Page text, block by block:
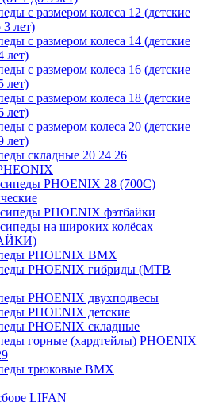
с размером колеса 12 (детские
3 лет)
с размером колеса 14 (детские
лет)
с размером колеса 16 (детские
лет)
с размером колеса 18 (детские
лет)
с размером колеса 20 (детские
лет)
складные 20 24 26
PHOENIX 28 (700С)
PHOENIX фэтбайки
на широких колёсах
PHOENIX BMX
PHOENIX гибриды (MTB
PHOENIX двухподвесы
PHOENIX детские
PHOENIX складные
горные (хардтейлы) PHOENIX
трюковые BMX
LIFAN